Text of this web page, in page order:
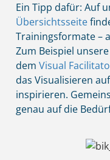
Ein Tipp dafür: Auf
Übersichtsseite
Trainingsformate –
Zum Beispiel unsere
dem Visual
das Visualisieren
inspirieren.
genau auf die